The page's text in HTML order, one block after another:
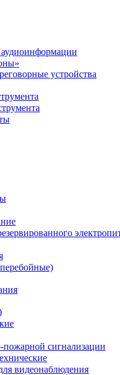
устройства
пожарной сигнализации
видеонаблюдения